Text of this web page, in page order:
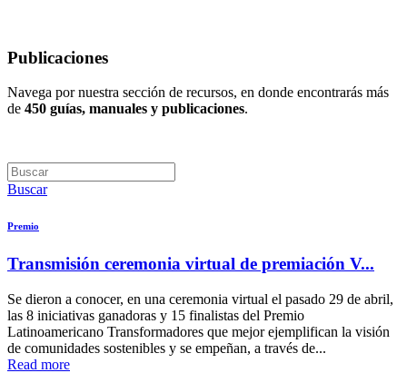
Publicaciones
Navega por nuestra sección de recursos, en donde encontrarás más
de 450 guías, manuales y publicaciones.
Buscar
Premio
Transmisión ceremonia virtual de premiación V...
Se dieron a conocer, en una ceremonia virtual el pasado 29 de abril,
las 8 iniciativas ganadoras y 15 finalistas del Premio
Latinoamericano Transformadores que mejor ejemplifican la visión
de comunidades sostenibles y se empeñan, a través de...
Read more